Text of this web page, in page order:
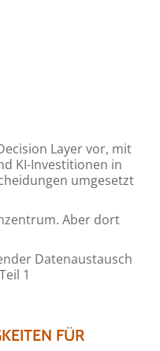
Layer vor, mit
KI-Investitionen in
umgesetzt
Aber dort
Datenaustausch
1
FÜR